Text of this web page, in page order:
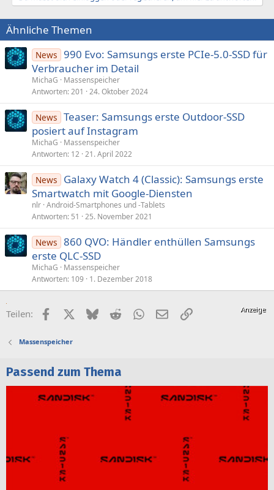
Ähnliche Themen
News 990 Evo: Samsungs erste PCIe-5.0-SSD für
Verbraucher im Detail
MichaG
Massenspeicher
Antworten 201 24. Oktober 2024
News Teaser: Samsungs erste Outdoor-SSD
posiert auf Instagram
MichaG
Massenspeicher
Antworten 12 21. April 2022
News
Galaxy Watch 4 (Classic): Samsungs erste
Smartwatch mit Google-Diensten
nlr Android-Smartphones und -Tablets
Antworten 51 25. November 2021
News 860 QVO: Händler enthüllen Samsungs
erste QLC‑SSD
MichaG
Massenspeicher
Antworten 109 1. Dezember 2018
Teilen: FacebookX (Twitter)
BlueskyRedditWhatsApp
E-MailLink
Massenspeicher
Passend zum Thema